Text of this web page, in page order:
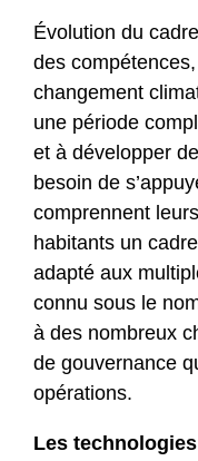
Évolution du
des
changement
une période
et à développer
besoin de
comprennent
habitants un
adapté aux
connu sous le
à des nombreux
de gouvernance
opérations.
Les